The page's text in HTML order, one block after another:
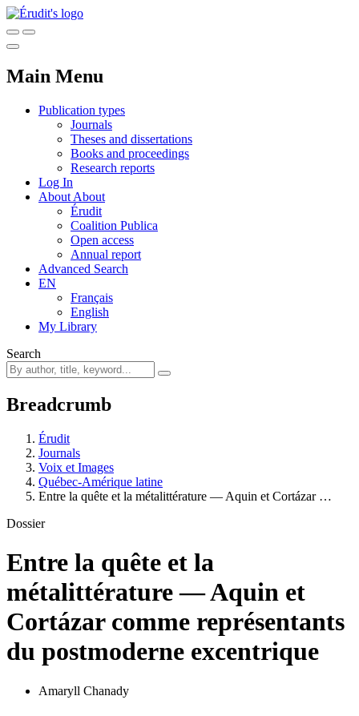
Main Menu
Publication types
Journals
Theses and dissertations
Books and proceedings
Research reports
Log In
About About
Érudit
Coalition Publica
Open access
Annual report
Advanced Search
EN
Français
English
My Library
Search
Breadcrumb
Érudit
Journals
Voix et Images
Québec-Amérique latine
Entre la quête et la métalittérature — Aquin et Cortázar …
Dossier
Entre la quête et la
métalittérature — Aquin et
Cortázar comme représentants
du postmoderne excentrique
Amaryll Chanady